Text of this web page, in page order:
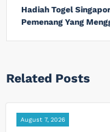
Hadiah Togel
Pemenang Yang
Related Posts
August 7, 2026